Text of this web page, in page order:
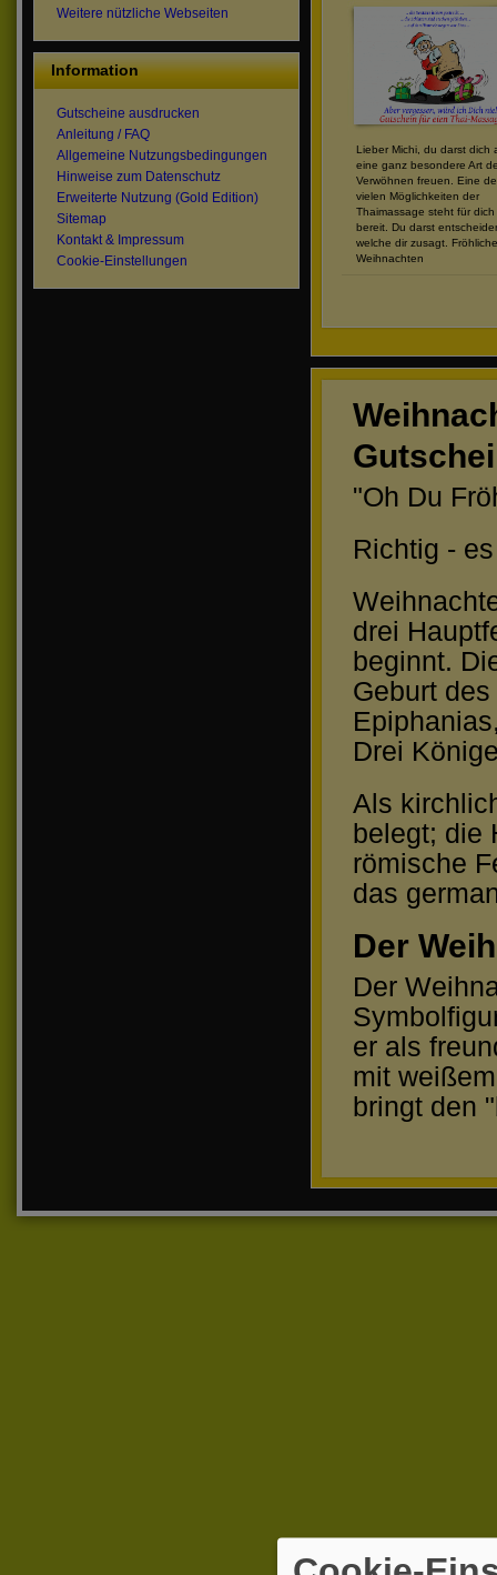
Lieber Michi, du darst dich
eine ganz besondere Art
Verwöhnen freuen. Eine
vielen Möglichkeiten der
Thaimassage steht für dich
bereit. Du darst
welche dir zusagt. Fröhliche
Weihnachten
"Oh Du
Richtig -
drei
beginnt.
Geburt
Drei
Als
belegt; die
römische
das
Der
Der
er als
mit
bringt den
Weitere nützliche Webseiten
Information
Gutscheine ausdrucken
Anleitung / FAQ
Allgemeine Nutzungsbedingungen
Hinweise zum Datenschutz
Erweiterte Nutzung (Gold Edition)
Sitemap
Kontakt & Impressum
Cookie-Einstellungen